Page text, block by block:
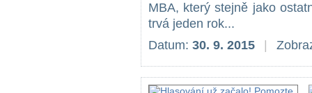
MBA, který stejně jako
trvá jeden rok...
Datum: 30. 9. 2015